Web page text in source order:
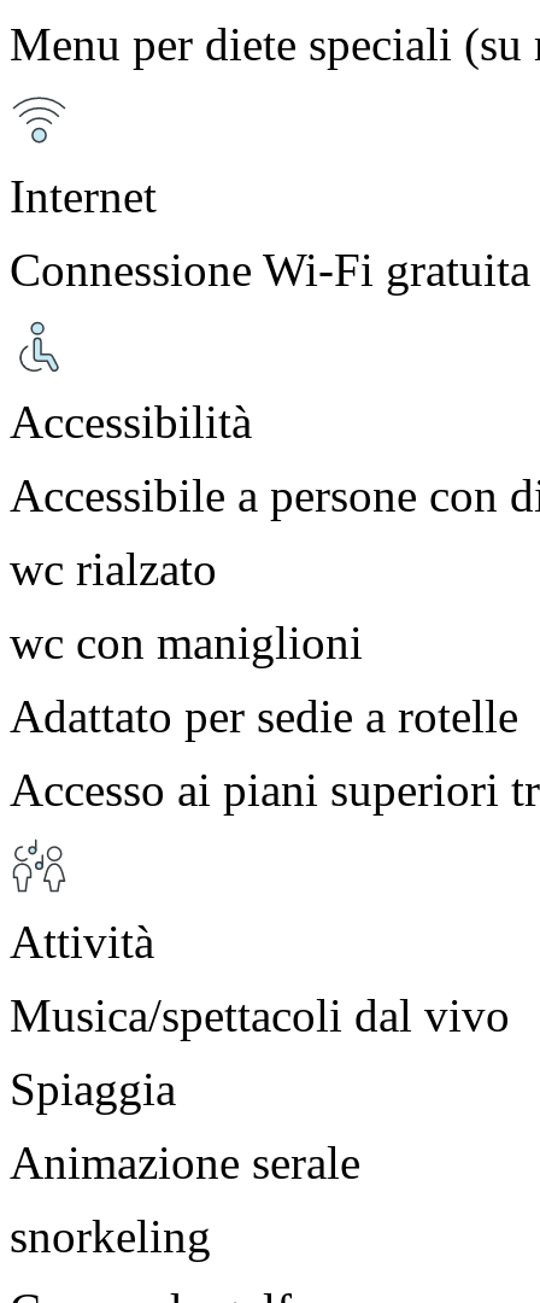
Menu per diete speciali (su
Internet
Connessione Wi-Fi gratuita
Accessibilità
Accessibile a persone con
wc rialzato
wc con maniglioni
Adattato per sedie a rotelle
Accesso ai piani superiori
Attività
Musica/spettacoli dal vivo
Spiaggia
Animazione serale
snorkeling